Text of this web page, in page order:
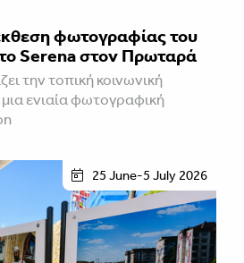
φωτογραφίας του
Serena στον Πρωταρά
την τοπική κοινωνική
ενιαία φωτογραφική
25 June-5 July 2026